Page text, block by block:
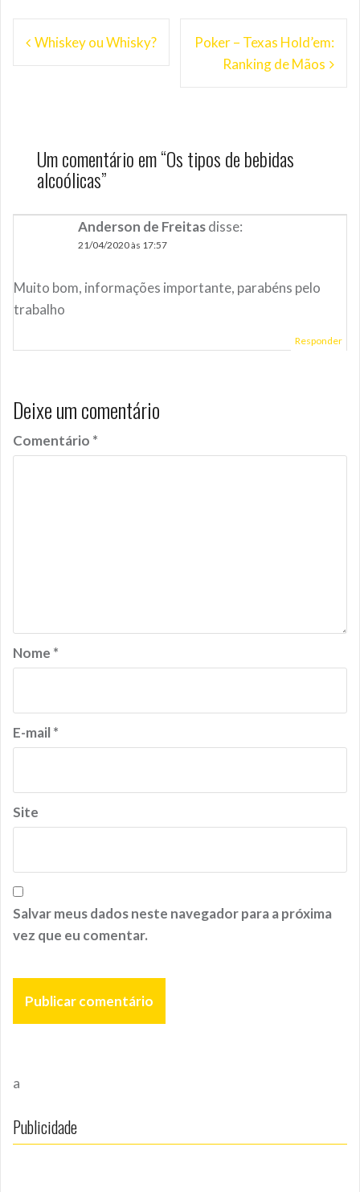
Navegação
Whiskey ou Whisky?
Poker – Texas Hold’em:
Ranking de Mãos
Um comentário em “Os tipos de bebidas
alcoólicas”
Anderson de Freitasdisse:
21/04/2020 às 17:57
Muito bom, informações importante, parabéns pelo
trabalho
Responder
Deixe um comentário
Comentário *
Nome *
E-mail*
Site
Salvar meus dados neste navegador para a próxima
vez que eu comentar.
a
Publicidade